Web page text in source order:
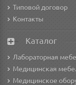
Типовой договор
Контакты
Каталог
Лабораторная
Медицинская
Медицинское